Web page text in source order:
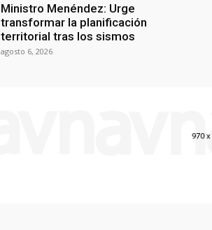
Ministro Menéndez: Urge
transformar la planificación
territorial tras los sismos
agosto 6, 2026